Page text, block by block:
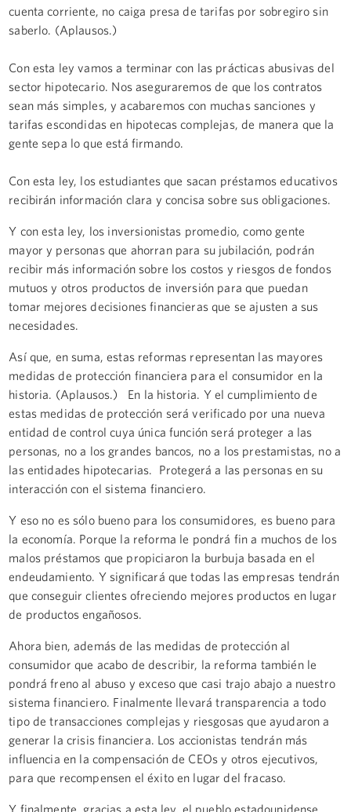
cuenta corriente, no caiga presa de tarifas por sobregiro sin
saberlo. (Aplausos.)
Con esta ley vamos a terminar con las prácticas abusivas del
sector hipotecario. Nos aseguraremos de que los contratos
sean más simples, y acabaremos con muchas sanciones y
tarifas escondidas en hipotecas complejas, de manera que la
gente sepa lo que está firmando.
Con esta ley, los estudiantes que sacan préstamos educativos
recibirán información clara y concisa sobre sus obligaciones.
Y con esta ley, los inversionistas promedio, como gente
mayor y personas que ahorran para su jubilación, podrán
recibir más información sobre los costos y riesgos de fondos
mutuos y otros productos de inversión para que puedan
tomar mejores decisiones financieras que se ajusten a sus
necesidades.
Así que, en suma, estas reformas representan las mayores
medidas de protección financiera para el consumidor en la
historia. (Aplausos.) En la historia. Y el cumplimiento de
estas medidas de protección será verificado por una nueva
entidad de control cuya única función será proteger a las
personas, no a los grandes bancos, no a los prestamistas, no a
las entidades hipotecarias. Protegerá a las personas en su
interacción con el sistema financiero.
Y eso no es sólo bueno para los consumidores, es bueno para
la economía. Porque la reforma le pondrá fin a muchos de los
malos préstamos que propiciaron la burbuja basada en el
endeudamiento. Y significará que todas las empresas tendrán
que conseguir clientes ofreciendo mejores productos en lugar
de productos engañosos.
Ahora bien, además de las medidas de protección al
consumidor que acabo de describir, la reforma también le
pondrá freno al abuso y exceso que casi trajo abajo a nuestro
sistema financiero. Finalmente llevará transparencia a todo
tipo de transacciones complejas y riesgosas que ayudaron a
generar la crisis financiera. Los accionistas tendrán más
influencia en la compensación de CEOs y otros ejecutivos,
para que recompensen el éxito en lugar del fracaso.
Y finalmente, gracias a esta ley, el pueblo estadounidense